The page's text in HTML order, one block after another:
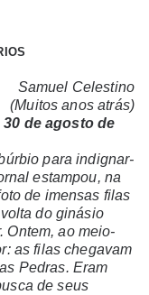
Samuel Celestino
(Muitos anos atrás)
de agosto de
para indignar-
estampou, na
de imensas filas
do ginásio
Ontem, ao meio-
as filas chegavam
Pedras. Eram
de seus